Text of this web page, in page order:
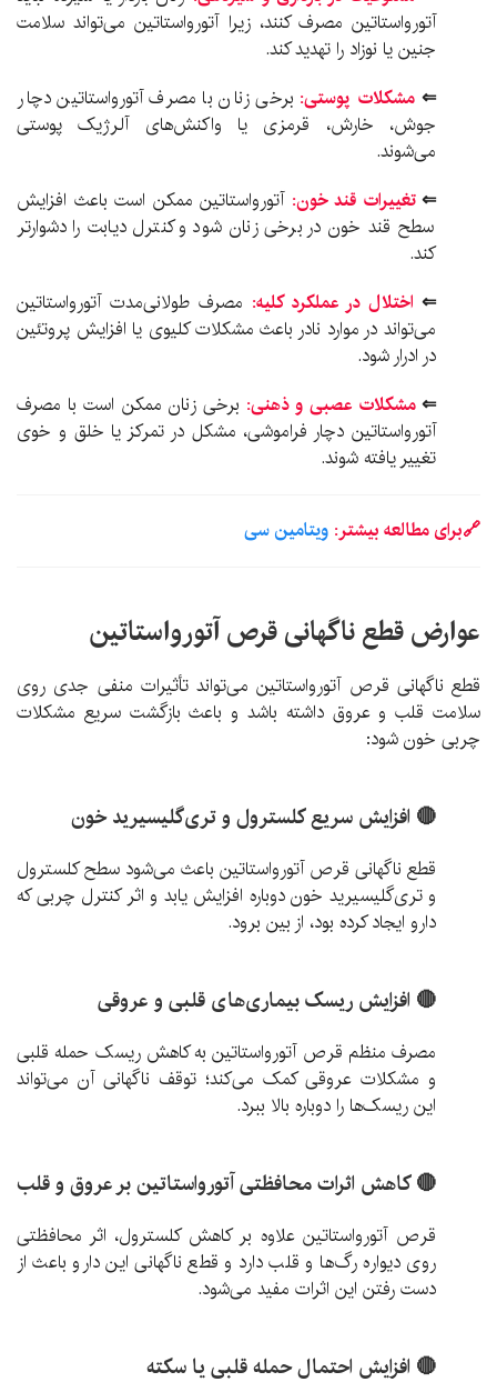
آتورواستاتین مصرف کنند، زیرا آتورواستاتین می‌تواند سلامت
جنین یا نوزاد را تهدید کند.
⇐مشکلات پوستی: برخی زنان با مصرف آتورواستاتین دچار
جوش، خارش، قرمزی یا واکنش‌های آلرژیک پوستی
می‌شوند.
⇐تغییرات قند خون: آتورواستاتین ممکن است باعث افزایش
سطح قند خون در برخی زنان شود و کنترل دیابت را دشوارتر
کند.
⇐ اختلال در عملکرد کلیه: مصرف طولانی‌مدت آتورواستاتین
می‌تواند در موارد نادر باعث مشکلات کلیوی یا افزایش پروتئین
در ادرار شود.
⇐مشکلات عصبی و ذهنی: برخی زنان ممکن است با مصرف
آتورواستاتین دچار فراموشی، مشکل در تمرکز یا خلق و خوی
تغییر یافته شوند.
🔗برای مطالعه بیشتر: ویتامین سی
عوارض قطع ناگهانی قرص آتورواستاتین
قطع ناگهانی قرص آتورواستاتین می‌تواند تأثیرات منفی جدی روی
سلامت قلب و عروق داشته باشد و باعث بازگشت سریع مشکلات
چربی خون شود:
🔴 افزایش سریع کلسترول و تری‌گلیسیرید خون
قطع ناگهانی قرص آتورواستاتین باعث می‌شود سطح کلسترول
و تری‌گلیسیرید خون دوباره افزایش یابد و اثر کنترل چربی که
دارو ایجاد کرده بود، از بین برود.
🔴 افزایش ریسک بیماری‌های قلبی و عروقی
مصرف منظم قرص آتورواستاتین به کاهش ریسک حمله قلبی
و مشکلات عروقی کمک می‌کند؛ توقف ناگهانی آن می‌تواند
این ریسک‌ها را دوباره بالا ببرد.
🔴 کاهش اثرات محافظتی آتورواستاتین بر عروق و قلب
قرص آتورواستاتین علاوه بر کاهش کلسترول، اثر محافظتی
روی دیواره رگ‌ها و قلب دارد و قطع ناگهانی این دارو باعث از
دست رفتن این اثرات مفید می‌شود.
🔴 افزایش احتمال حمله قلبی یا سکته